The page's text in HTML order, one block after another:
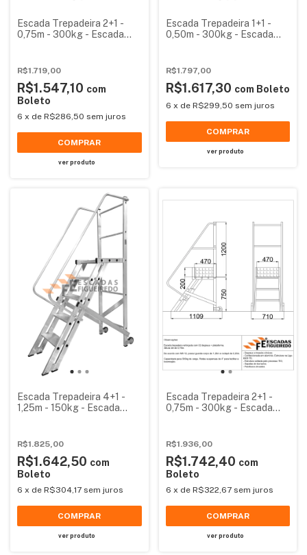
Escada Trepadeira 2+1 -
0,75m - 300kg - Escada
R$1.719,00
R$1.547,10 com
Boleto
6 x de R$286,50 sem juros
COMPRAR
ver produto
Escada Trepadeira 1+1 -
0,50m - 300kg - Escada
(Plataforma 60x60cm)
R$1.797,00
R$1.617,30 com Boleto
6 x de R$299,50 sem juros
COMPRAR
ver produto
Escada Trepadeira 4+1 -
1,25m - 150kg - Escada
R$1.825,00
R$1.642,50 com
Boleto
6 x de R$304,17 sem juros
COMPRAR
ver produto
Escada Trepadeira 2+1 -
0,75m - 300kg - Escada
R$1.936,00
R$1.742,40 com
Boleto
6 x de R$322,67 sem juros
COMPRAR
ver produto